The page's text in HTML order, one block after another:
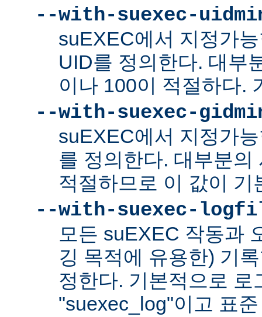
--with-suexec-
suEXEC에서 지정가
UID를 정의한다. 대부
이나 100이 적절하다.
--with-suexec-
suEXEC에서 지정가
를 정의한다. 대부분의
적절하므로 이 값이 기
--with-suexec-
모든 suEXEC 작동과
깅 목적에 유용한) 기
정한다. 기본적으로 로
"suexec_log"이고 표